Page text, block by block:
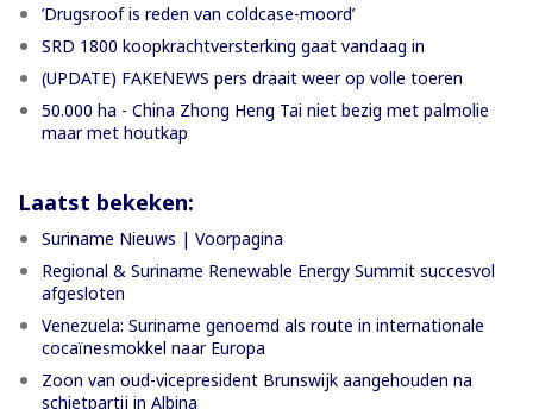
’Drugsroof is reden van coldcase-moord’
SRD 1800 koopkrachtversterking gaat vandaag in
(UPDATE) FAKENEWS pers draait weer op volle toeren
50.000 ha - China Zhong Heng Tai niet bezig met palmolie
maar met houtkap
Laatst bekeken:
Suriname Nieuws | Voorpagina
Regional & Suriname Renewable Energy Summit succesvol
afgesloten
Venezuela: Suriname genoemd als route in internationale
cocaïnesmokkel naar Europa
Zoon van oud-vicepresident Brunswijk aangehouden na
schietpartij in Albina